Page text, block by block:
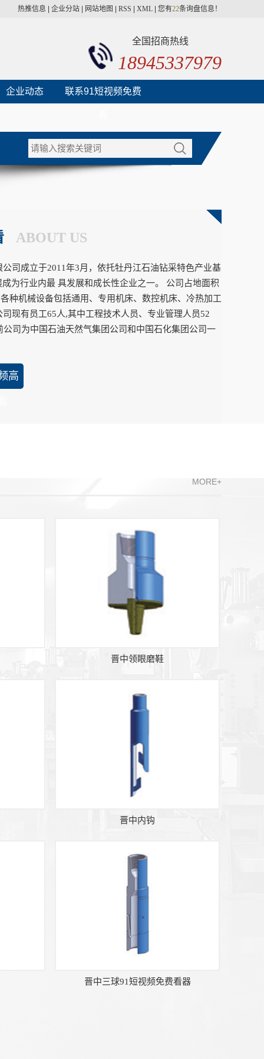
热推信息 企业分站 网站地图 RSS XML 您有22条询盘信息！
全国招商热线
18945337979
企业动态 联系91短视频免费
ABOUT US
司成立于2011年3月，依托牡丹江石油钻采特色产业基
为行业内最 具发展和成长性企业之一。 公司占地面积
种机械设备包括通用、专用机床、数控机床、冷热加工
现有员工65人,其中工程技术人员、专业管理人员52
司为中国石油天然气集团公司和中国石化集团公司一
高
MORE+
晋中领眼磨鞋
晋中内钩
晋中三球91短视频免费看器